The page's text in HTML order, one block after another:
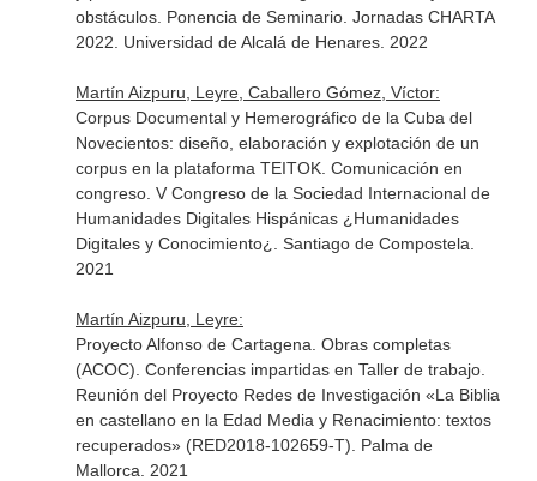
obstáculos. Ponencia de Seminario. Jornadas CHARTA
2022. Universidad de Alcalá de Henares. 2022
Martín Aizpuru, Leyre, Caballero Gómez, Víctor:
Corpus Documental y Hemerográfico de la Cuba del
Novecientos: diseño, elaboración y explotación de un
corpus en la plataforma TEITOK. Comunicación en
congreso. V Congreso de la Sociedad Internacional de
Humanidades Digitales Hispánicas ¿Humanidades
Digitales y Conocimiento¿. Santiago de Compostela.
2021
Martín Aizpuru, Leyre:
Proyecto Alfonso de Cartagena. Obras completas
(ACOC). Conferencias impartidas en Taller de trabajo.
Reunión del Proyecto Redes de Investigación «La Biblia
en castellano en la Edad Media y Renacimiento: textos
recuperados» (RED2018-102659-T). Palma de
Mallorca. 2021